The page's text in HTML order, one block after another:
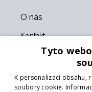
O nás
Kontakt
Obchodní podmínky
Naši partneři
Tyto
K personalizaci obsahu,
soubory cookie.